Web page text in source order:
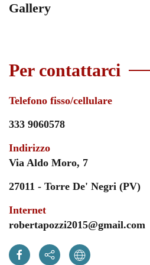
Gallery
Per contattarci
Telefono fisso/cellulare
333 9060578
Indirizzo
Via Aldo Moro, 7
27011 - Torre De' Negri (PV)
Internet
robertapozzi2015@gmail.com